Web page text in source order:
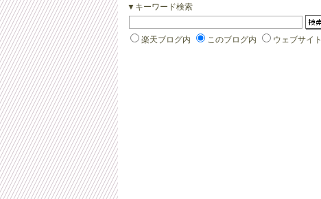
▼キーワード検索
楽天ブログ内 このブログ内 ウェブサイト